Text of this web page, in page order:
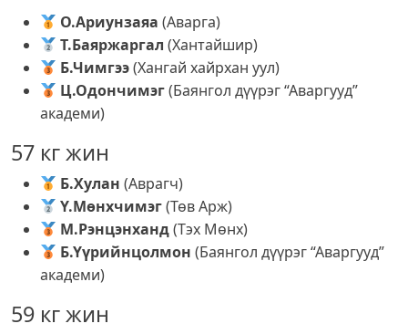
О.Ариунзаяа (Аварга)
Т.Баяржаргал (Хантайшир)
Б.Чимгээ(Хангай хайрхан уул)
Ц.Одончимэг(Баянгол дүүрэг “Аваргууд”
академи)
57 кг жин
Б.Хулан (Аврагч)
Ү.Мөнхчимэг(Төв Арж)
М.Рэнцэнханд(Тэх Мөнх)
Б.Үүрийнцолмон (Баянгол дүүрэг “Аваргууд”
академи)
59 кг жин